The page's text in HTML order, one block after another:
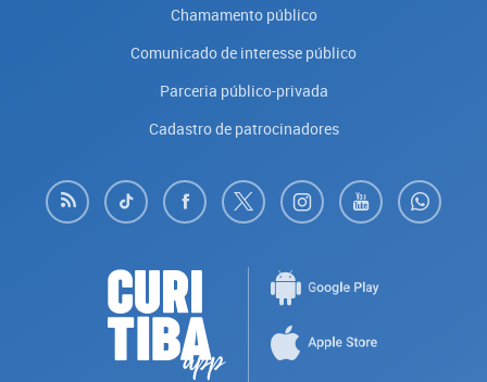
Chamamento público
Comunicado de interesse público
Parceria público-privada
Cadastro de patrocinadores